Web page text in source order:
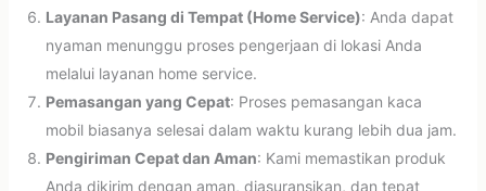
Layanan Pasang di Tempat (Home Service): Anda dapat
nyaman menunggu proses pengerjaan di lokasi Anda
melalui layanan home service.
Pemasangan yang Cepat: Proses pemasangan kaca
mobil biasanya selesai dalam waktu kurang lebih dua jam.
Pengiriman Cepat dan Aman: Kami memastikan produk
Anda dikirim dengan aman, diasuransikan, dan tepat